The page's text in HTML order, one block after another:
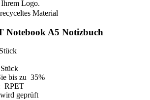
Material
Notebook A5 Notizbuch
bis zu 35%
RPET
geprüft